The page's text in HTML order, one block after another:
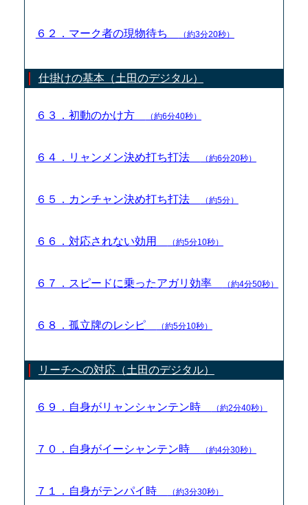
６２．マーク者の現物待ち （約3分20秒）
仕掛けの基本（土田のデジタル）
６３．初動のかけ方 （約6分40秒）
６４．リャンメン決め打ち打法 （約6分20秒）
６５．カンチャン決め打ち打法 （約5分）
６６．対応されない効用 （約5分10秒）
６７．スピードに乗ったアガリ効率 （約4分50秒）
６８．孤立牌のレシピ （約5分10秒）
リーチへの対応（土田のデジタル）
６９．自身がリャンシャンテン時 （約2分40秒）
７０．自身がイーシャンテン時 （約4分30秒）
７１．自身がテンパイ時 （約3分30秒）